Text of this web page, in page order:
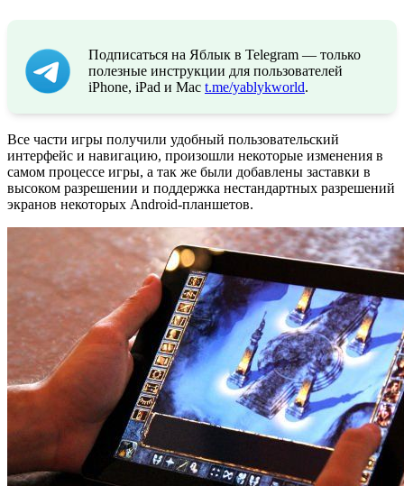
Подписаться на Яблык в Telegram — только
полезные инструкции для пользователей
iPhone, iPad и Mac t.me/yablykworld.
Все части игры получили удобный пользовательский
интерфейс и навигацию, произошли некоторые изменения в
самом процессе игры, а так же были добавлены заставки в
высоком разрешении и поддержка нестандартных разрешений
экранов некоторых Android-планшетов.